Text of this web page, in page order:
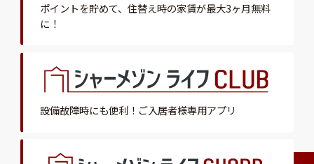
ポイントを貯めて、 住替え時の家賃が最大3ヶ月無料
に！
設備故障時にも便利！ ご入居者様専用アプリ